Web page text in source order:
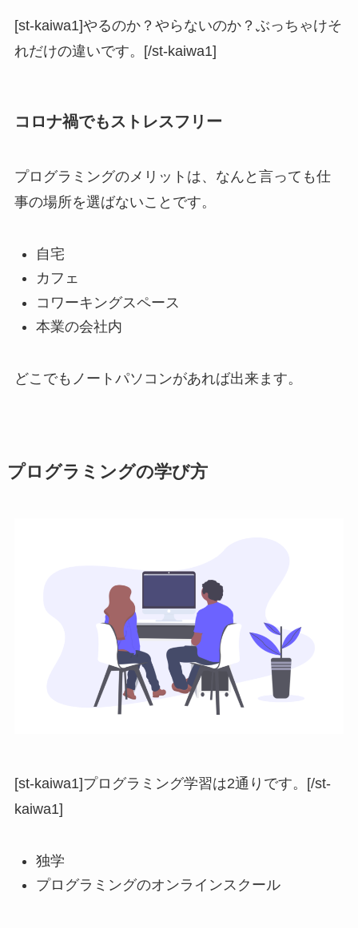
[st-kaiwa1]やるのか？やらないのか？ぶっちゃけそ
れだけの違いです。[/st-kaiwa1]
コロナ禍でもストレスフリー
プログラミングのメリットは、なんと言っても仕
事の場所を選ばないことです。
自宅
カフェ
コワーキングスペース
本業の会社内
どこでもノートパソコンがあれば出来ます。
プログラミングの学び方
[st-kaiwa1]プログラミング学習は2通りです。[/st-
kaiwa1]
独学
プログラミングのオンラインスクール